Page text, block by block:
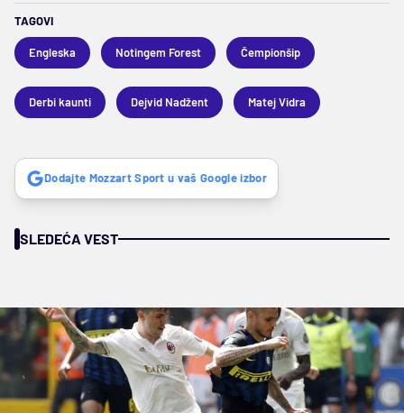
TAGOVI
Engleska Notingem Forest Čempionšip
Derbi kaunti Dejvid Nadžent Matej Vidra
Dodajte Mozzart Sport u vaš Google izbor
SLEDEĆA VEST